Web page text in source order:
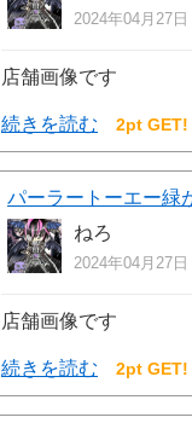
2024年04月27
店舗画像です
続きを読む 2pt GET!
パーラートーエー緑
ねろ
2024年04月27
店舗画像です
続きを読む 2pt GET!